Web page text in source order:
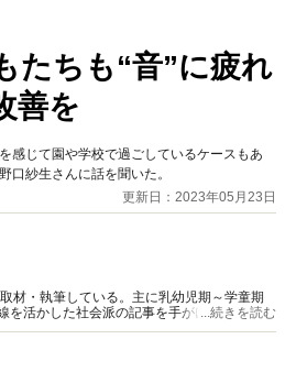
たちも“音”に疲れ
善を
感じて園や学校で過ごしているケースもあ
口紗生さんに話を聞いた。
更新日：2023年05月23日
材・執筆している。主に乳幼児期～学童期
を活かした社会派の記事を手がけている。保
...続きを読む